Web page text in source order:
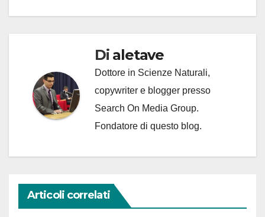
Di aletave
Dottore in Scienze Naturali,
copywriter e blogger presso
Search On Media Group.
Fondatore di questo blog.
Articoli correlati